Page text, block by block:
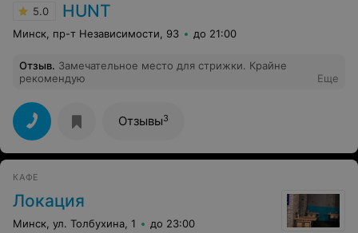
5.0 HUNT
Минск, пр-т Независимости, 93 до 21:00
Отзыв. Замечательное место для стрижки. Крайне
рекомендую
Еще
Отзывы3
КАФЕ
Локация
Минск, ул. Толбухина, 1 до 23:00